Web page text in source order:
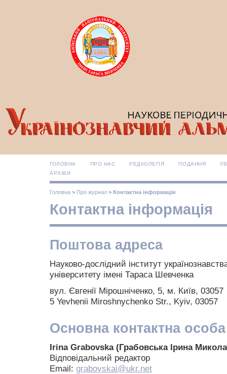
ГОЛОВНА ПРО НАС РЕДКОЛЕГІЯ ПОДАННЯ
АРХІВИ
Головна > Про журнал > Контактна інформація
Контактна інформація
Поштова адреса
Науково-дослідний інститут
університету імені Тараса Шевченка
вул. Євгенії Мірошніченко, 5, м. Київ, 03057
5 Yevhenii Miroshnychenko Str., Kyiv, 03057
Основна контактна особа
Irina Grabovska (Грабовська Ірина
Відповідальний редактор
Email: grabovskai@ukr.net